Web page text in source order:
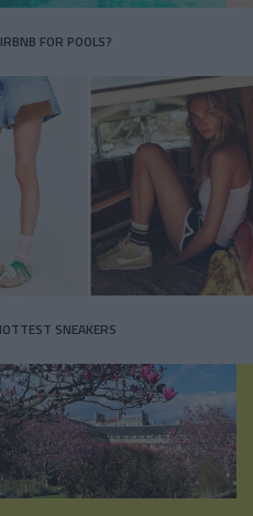
FOR POOLS?
SNEAKERS